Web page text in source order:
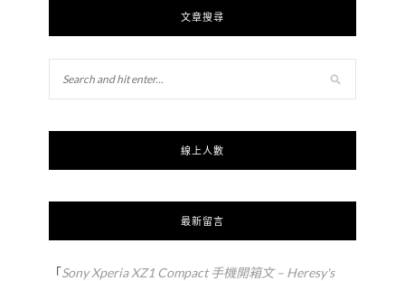
文章搜尋
線上人數
最新留言
「Sony Xperia XZ1 Compact 手機開箱文 – Heresy's